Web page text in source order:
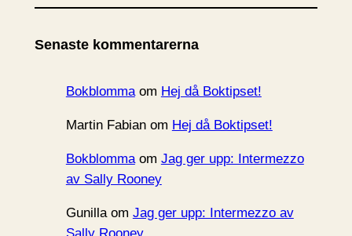
k
v
Senaste kommentarerna
Bokblommaom Hej då Boktipset!
Martin Fabianom Hej då Boktipset!
Bokblommaom Jag ger upp: Intermezzo
av Sally Rooney
Gunillaom Jag ger upp: Intermezzo av